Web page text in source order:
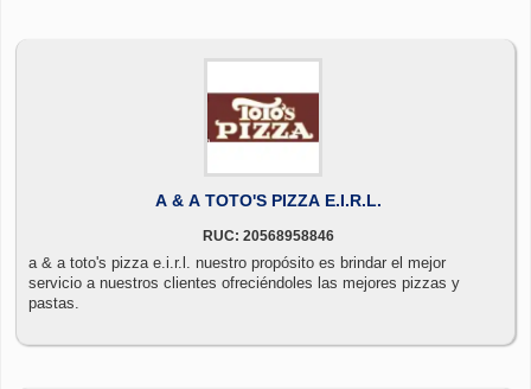
A & A TOTO'S PIZZA E.I.R.L.
RUC: 20568958846
a & a toto's pizza e.i.r.l. nuestro propósito es brindar el mejor
servicio a nuestros clientes ofreciéndoles las mejores pizzas y
pastas.